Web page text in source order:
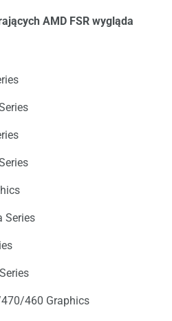
AMD FSR wygląda
Series
460 Graphics